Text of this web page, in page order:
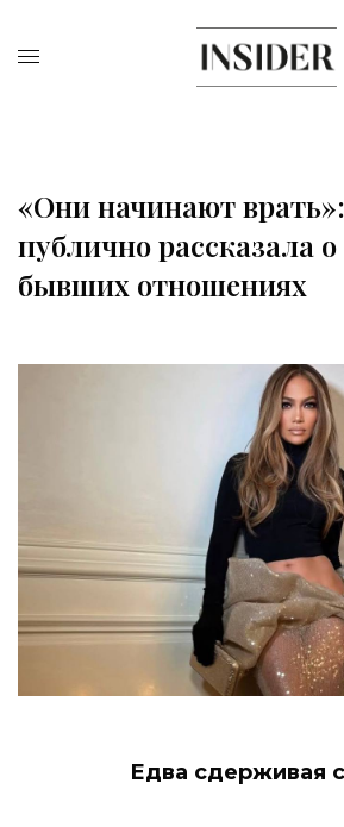
«Они начинают
публично рассказала о
бывших отношениях
Едва сдерживая